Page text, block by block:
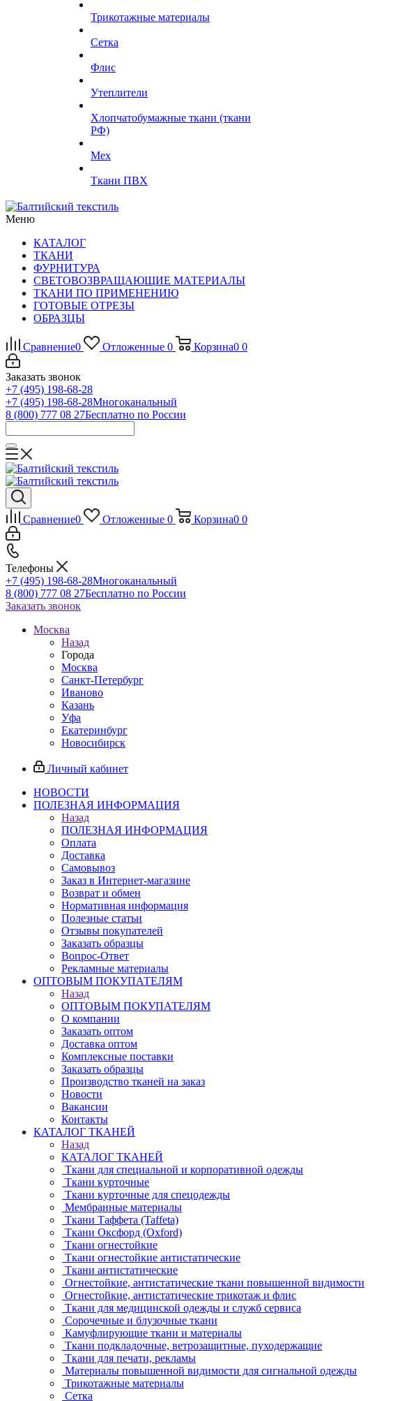
Трикотажные материалы
Сетка
Флис
Утеплители
Хлопчатобумажные ткани (ткани
РФ)
Мех
Ткани ПВХ
Меню
КАТАЛОГ
ТКАНИ
ФУРНИТУРА
СВЕТОВОЗВРАЩАЮЩИЕ МАТЕРИАЛЫ
ТКАНИ ПО ПРИМЕНЕНИЮ
ГОТОВЫЕ ОТРЕЗЫ
ОБРАЗЦЫ
Сравнение0 Отложенные 0 Корзина0 0
Заказать звонок
+7 (495) 198-68-28
+7 (495) 198-68-28Многоканальный
8 (800) 777 08 27Бесплатно по России
Сравнение0 Отложенные 0 Корзина0 0
Телефоны
+7 (495) 198-68-28Многоканальный
8 (800) 777 08 27Бесплатно по России
Заказать звонок
Москва
Назад
Города
Москва
Санкт-Петербург
Иваново
Казань
Уфа
Екатеринбург
Новосибирск
Личный кабинет
НОВОСТИ
ПОЛЕЗНАЯ ИНФОРМАЦИЯ
Назад
ПОЛЕЗНАЯ ИНФОРМАЦИЯ
Оплата
Доставка
Самовывоз
Заказ в Интернет-магазине
Возврат и обмен
Нормативная информация
Полезные статьи
Отзывы покупателей
Заказать образцы
Вопрос-Ответ
Рекламные материалы
ОПТОВЫМ ПОКУПАТЕЛЯМ
Назад
ОПТОВЫМ ПОКУПАТЕЛЯМ
О компании
Заказать оптом
Доставка оптом
Комплексные поставки
Заказать образцы
Производство тканей на заказ
Новости
Вакансии
Контакты
КАТАЛОГ ТКАНЕЙ
Назад
КАТАЛОГ ТКАНЕЙ
Ткани для специальной и корпоративной одежды
Ткани курточные
Ткани курточные для спецодежды
Мембранные материалы
Ткани Таффета (Taffeta)
Ткани Оксфорд (Oxford)
Ткани огнестойкие
Ткани огнестойкие антистатические
Ткани антистатические
Огнестойкие, антистатические ткани повышенной видимости
Огнестойкие, антистатические трикотаж и флис
Ткани для медицинской одежды и служб сервиса
Сорочечные и блузочные ткани
Камуфлирующие ткани и материалы
Ткани подкладочные, ветрозащитные, пуходержащие
Ткани для печати, рекламы
Материалы повышенной видимости для сигнальной одежды
Трикотажные материалы
Сетка